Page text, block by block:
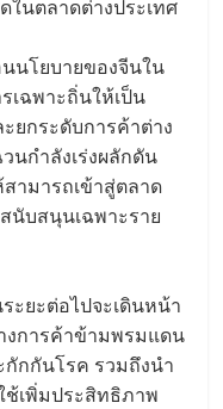
นตลาดต่างประเทศ
นโยบายของจีนใน
เฉพาะถิ่นให้เป็น
กระดับการค้าต่าง
กำลังเร่งผลักดัน
ามารถเข้าสู่ตลาด
นับสนุนเฉพาะราย
ะยะต่อไปจะเดินหน้า
การค้าข้ามพรมแดน
กกันโรค รวมถึงนำ
ช้เพิ่มประสิทธิภาพ